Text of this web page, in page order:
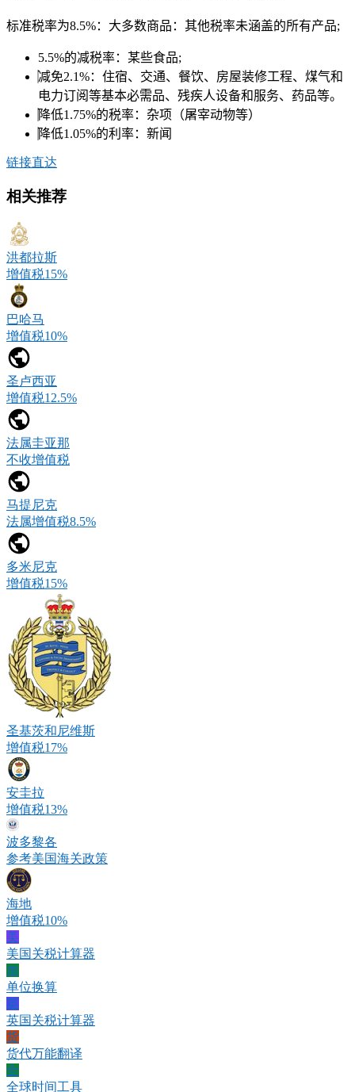
标准税率为8.5%：大多数商品：其他税率未涵盖的所有产品;
5.5%的减税率：某些食品;
减免2.1%：住宿、交通、餐饮、房屋装修工程、煤气和
电力订阅等基本必需品、残疾人设备和服务、药品等。
降低1.75%的税率：杂项（屠宰动物等）
降低1.05%的利率：新闻
链接直达
相关推荐
洪都拉斯
增值税15%
巴哈马
增值税10%
圣卢西亚
增值税12.5%
法属圭亚那
不收增值税
马提尼克
法属增值税8.5%
多米尼克
增值税15%
圣基茨和尼维斯
增值税17%
安圭拉
增值税13%
波多黎各
参考美国海关政策
海地
增值税10%
美
美国关税计算器
单
单位换算
英
英国关税计算器
货
货代万能翻译
全
全球时间工具